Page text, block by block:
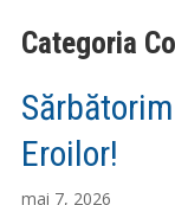
Categoria
Eroilor!
mai 7, 2026